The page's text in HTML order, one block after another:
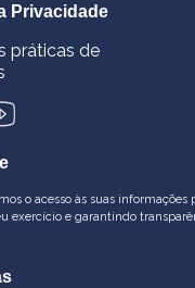
Privacidade
práticas de
o acesso às suas informações
exercício e garantindo